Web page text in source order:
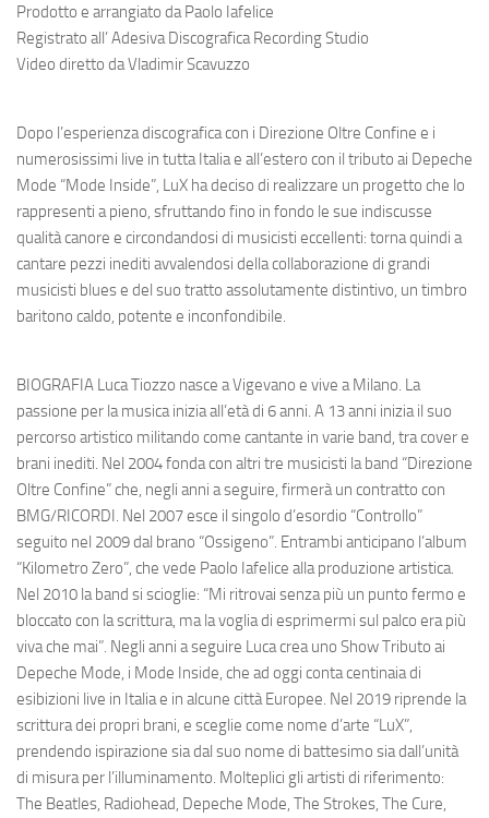
Prodotto e arrangiato daPaolo Iafelice
Registrato all’ Adesiva Discografica Recording Studio
Video diretto daVladimir Scavuzzo
Dopo l’esperienza discografica con i Direzione Oltre Confine e i
numerosissimi live in tutta Italia e all’estero con il tributo ai Depeche
Mode “Mode Inside”, LuX ha deciso di realizzare un progetto che lo
rappresenti a pieno, sfruttando fino in fondo le sue indiscusse
qualità canore e circondandosi di musicisti eccellenti: torna quindi a
cantare pezzi inediti avvalendosi della collaborazione di grandi
musicisti blues e del suo tratto assolutamente distintivo, un timbro
baritono caldo, potente e inconfondibile.
BIOGRAFIA Luca Tiozzo nasce a Vigevano e vive a Milano. La
passione per la musica inizia all’età di 6 anni. A 13 anni inizia il suo
percorso artistico militando come cantante in varie band, tra cover e
brani inediti. Nel 2004 fonda con altri tre musicisti la band “Direzione
Oltre Confine” che, negli anni a seguire, firmerà un contratto con
BMG/RICORDI. Nel 2007 esce il singolo d’esordio “Controllo”
seguito nel 2009 dal brano “Ossigeno”. Entrambi anticipano l’album
“Kilometro Zero”, che vede Paolo Iafelice alla produzione artistica.
Nel 2010 la band si scioglie: “Mi ritrovai senza più un punto fermo e
bloccato con la scrittura, ma la voglia di esprimermi sul palco era più
viva che mai”. Negli anni a seguire Luca crea uno Show Tributo ai
Depeche Mode, i Mode Inside, che ad oggi conta centinaia di
esibizioni live in Italia e in alcune città Europee. Nel 2019 riprende la
scrittura dei propri brani, e sceglie come nome d’arte “LuX”,
prendendo ispirazione sia dal suo nome di battesimo sia dall’unità
di misura per l’illuminamento. Molteplici gli artisti di riferimento:
The Beatles, Radiohead, Depeche Mode, The Strokes, The Cure,